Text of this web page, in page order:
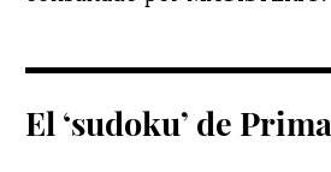
El ‘sudoku’ de